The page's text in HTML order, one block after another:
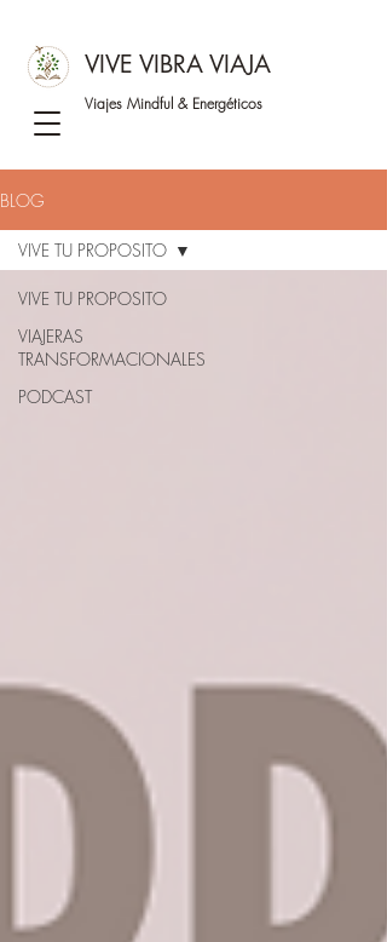
VIVE VIBRA VIAJA
Viajes Mindful & Energéticos
BLOG
VIVE TU PROPOSITO
VIAJERAS
TRANSFORMACIONALES
PODCAST
VIVE TU PROPOSITO